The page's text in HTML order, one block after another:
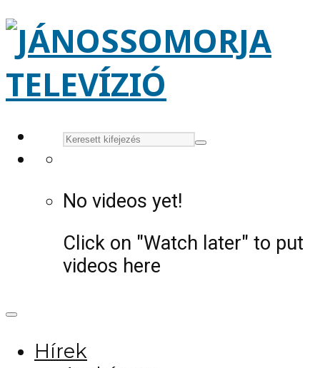
No videos yet!
Click on "Watch later" to put
videos here
Hírek